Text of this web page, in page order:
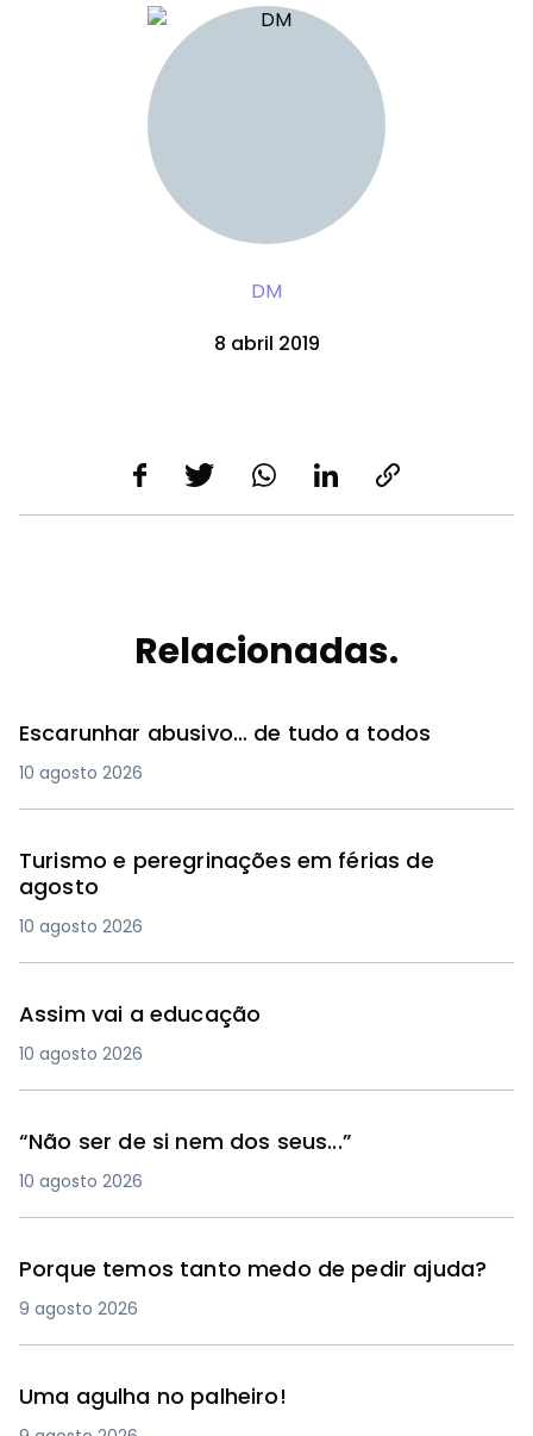
DM
8 abril 2019
Relacionadas.
Escarunhar abusivo… de tudo a todos
10 agosto 2026
Turismo e peregrinações em férias de
agosto
10 agosto 2026
Assim vai a educação
10 agosto 2026
“Não ser de si nem dos seus...”
10 agosto 2026
Porque temos tanto medo de pedir ajuda?
9 agosto 2026
Uma agulha no palheiro!